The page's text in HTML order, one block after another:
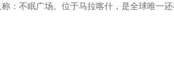
：不眠广场。位于马拉喀什，是全球唯一